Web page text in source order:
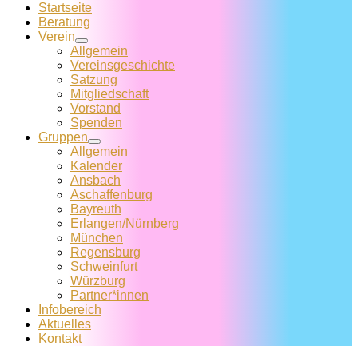
Startseite
Beratung
Verein
Allgemein
Vereins­geschichte
Satzung
Mitglied­schaft
Vorstand
Spenden
Gruppen
Allgemein
Kalender
Ansbach
Aschaffenburg
Bayreuth
Erlangen/Nürnberg
München
Regensburg
Schweinfurt
Würzburg
Partner*innen
Infobereich
Aktuelles
Kontakt